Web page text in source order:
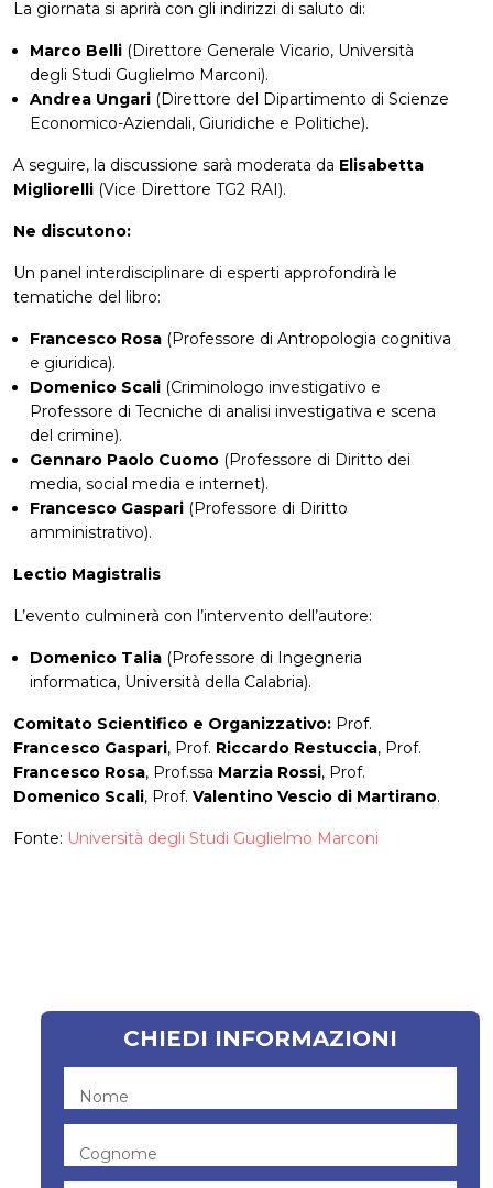
La giornata si aprirà con gli indirizzi di saluto di:
Marco Belli (Direttore Generale Vicario, Università
degli Studi Guglielmo Marconi).
Andrea Ungari (Direttore del Dipartimento di Scienze
Economico-Aziendali, Giuridiche e Politiche).
A seguire, la discussione sarà moderata da Elisabetta
Migliorelli (Vice Direttore TG2 RAI).
Ne discutono:
Un panel interdisciplinare di esperti approfondirà le
tematiche del libro:
Francesco Rosa (Professore di Antropologia cognitiva
e giuridica).
Domenico Scali (Criminologo investigativo e
Professore di Tecniche di analisi investigativa e scena
del crimine).
Gennaro Paolo Cuomo (Professore di Diritto dei
media, social media e internet).
Francesco Gaspari (Professore di Diritto
amministrativo).
Lectio Magistralis
L’evento culminerà con l’intervento dell’autore:
Domenico Talia (Professore di Ingegneria
informatica, Università della Calabria).
Comitato Scientifico e Organizzativo: Prof.
Francesco Gaspari, Prof. Riccardo Restuccia, Prof.
Francesco Rosa, Prof.ssa Marzia Rossi, Prof.
Domenico Scali, Prof. Valentino Vescio di Martirano.
Fonte: Università degli Studi Guglielmo Marconi
CHIEDI INFORMAZIONI
Nome
Cognome